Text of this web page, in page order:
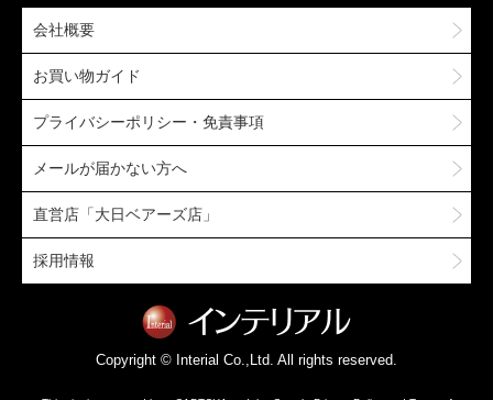
会社概要
お買い物ガイド
プライバシーポリシー・免責事項
メールが届かない方へ
直営店「大日ベアーズ店」
採用情報
Copyright © Interial Co.,Ltd. All rights reserved.